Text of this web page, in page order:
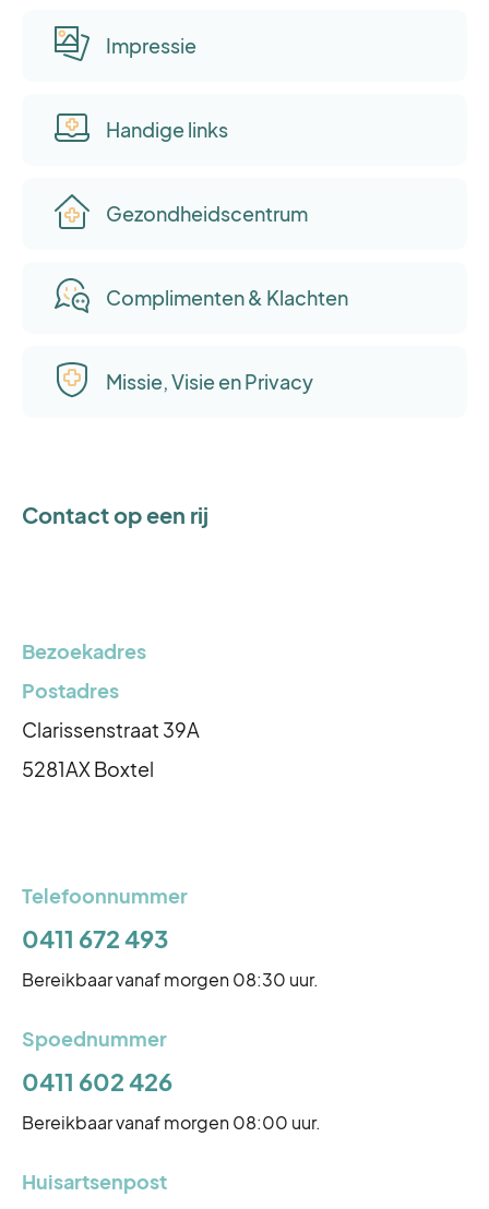
Impressie
Handige links
Gezondheidscentrum
Complimenten & Klachten
Missie, Visie en Privacy
Contact op een rij
Bezoekadres
Postadres
Clarissenstraat 39A
5281AX Boxtel
Telefoonnummer
0411 672 493
Bereikbaar vanaf morgen 08:30 uur.
Spoednummer
0411 602 426
Bereikbaar vanaf morgen 08:00 uur.
Huisartsenpost